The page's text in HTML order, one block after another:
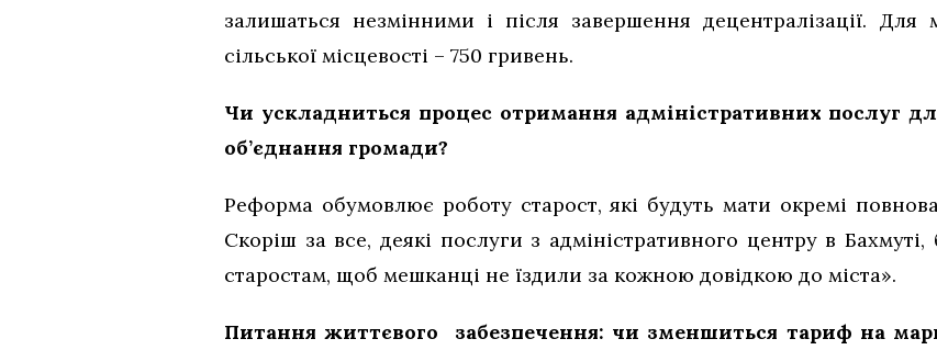
залишаться незмінними і після завершення децентралізації.
сільської місцевості – 750 гривень.
Чи ускладниться процес отримання адміністративних послуг
об’єднання громади?
Реформа обумовлює роботу старост, які будуть мати окремі
Скоріш за все, деякі послуги з адміністративного центру в Бахмуті,
старостам, щоб мешканці не їздили за кожною довідкою до міста».
Питання життєвого забезпечення: чи зменшиться тариф на